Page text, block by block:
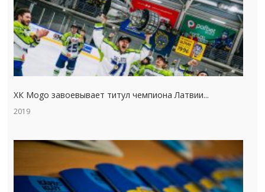
ХК Mogo завоевывает титул чемпиона Латвии...
2019